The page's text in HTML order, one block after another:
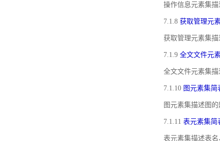
操作信息元素集
7.1.8 获取管理元
获取管理元素集
7.1.9 全文文件元
全文文件元素集
7.1.10 图元素集简
图元素集描述图
7.1.11 表元素集简
表元素集描述表